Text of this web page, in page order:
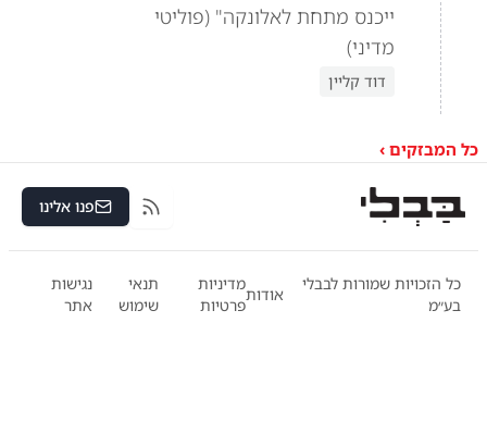
ייכנס מתחת לאלונקה" (פוליטי
מדיני)
דוד קליין
כל המבזקים ›
RSS פנו אלינו
כל הזכויות שמורות לבבלי
בע״מ
אודות
מדיניות
פרטיות
תנאי
שימוש
נגישות
אתר